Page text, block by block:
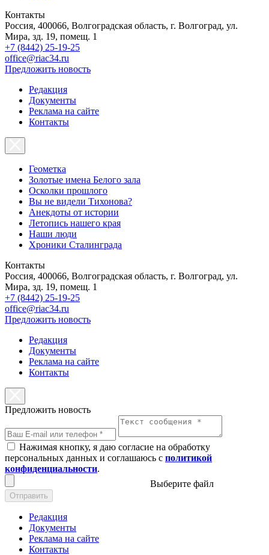
Контакты
Россия, 400066, Волгоградская область, г. Волгоград, ул.
Мира, зд. 19, помещ. 1
+7 (8442) 25-19-25
office@riac34.ru
Предложить новость
Редакция
Документы
Реклама на сайте
Контакты
Геометка
Золотые имена Белого зала
Осколки прошлого
Вы не видели Тихонова?
Анекдоты от истории
Летопись нашего края
Наши люди
Хроники Сталинграда
Контакты
Россия, 400066, Волгоградская область, г. Волгоград, ул.
Мира, зд. 19, помещ. 1
+7 (8442) 25-19-25
office@riac34.ru
Предложить новость
Редакция
Документы
Реклама на сайте
Контакты
Предложить новость
Нажимая кнопку, я даю согласие на обработку
персональных данных и соглашаюсь с политикой
конфиденциальности.
Выберите файл
Отправить
Редакция
Документы
Реклама на сайте
Контакты